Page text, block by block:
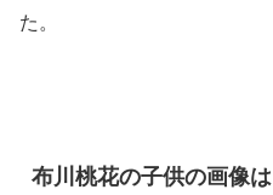
た。
布川桃花の子供の画像は